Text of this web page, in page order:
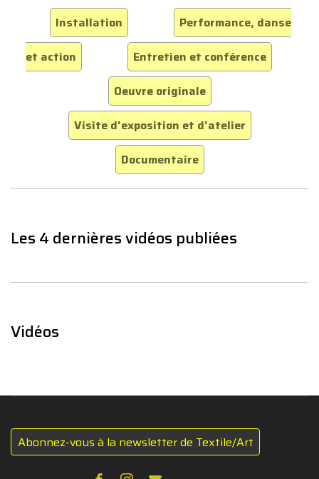
Installation
Performance, danse
et action
Entretien et conférence
Oeuvre originale
Visite d'exposition et d'atelier
Documentaire
Les 4 dernières vidéos publiées
Vidéos
Abonnez-vous à la newsletter de Textile/Art